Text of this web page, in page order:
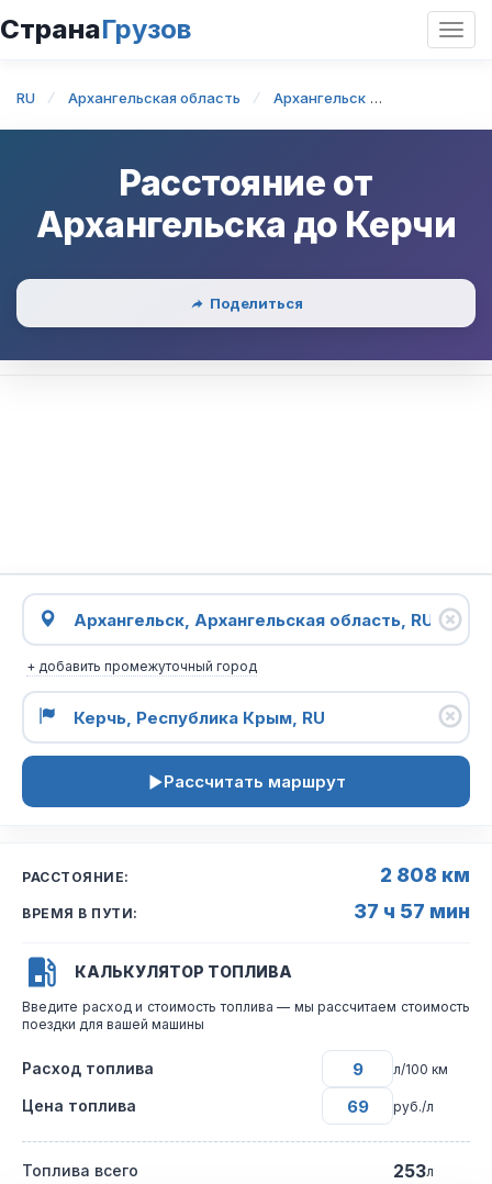
СтранаГрузов
RU Архангельская область Архангельск
Расстояние от
Архангельска до Керчи
Поделиться
+ добавить промежуточный город
Рассчитать маршрут
РАССТОЯНИЕ: 2 808 км
ВРЕМЯ В ПУТИ: 37 ч 57 мин
КАЛЬКУЛЯТОР ТОПЛИВА
Введите расход и стоимость топлива — мы рассчитаем стоимость
поездки для вашей машины
Расход топлива л/100 км
Цена топлива руб./л
Топлива всего 253л